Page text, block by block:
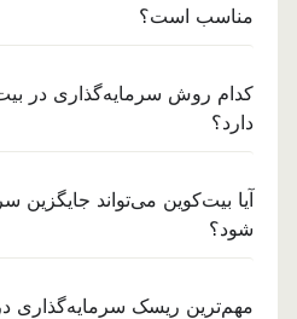
مناسب است؟
کدام روش سرمایه‌گذاری در
دارد؟
آیا بیت‌کوین می‌تواند جایگزین
شود؟
مهم‌ترین ریسک سرمایه‌گذاری